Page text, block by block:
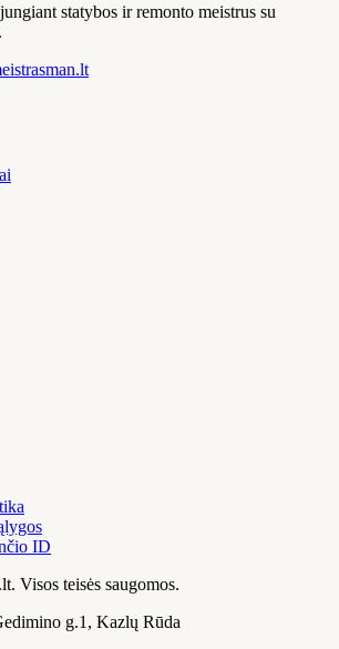
statybos ir remonto meistrus su
ID
Visos teisės saugomos.
g.1, Kazlų Rūda